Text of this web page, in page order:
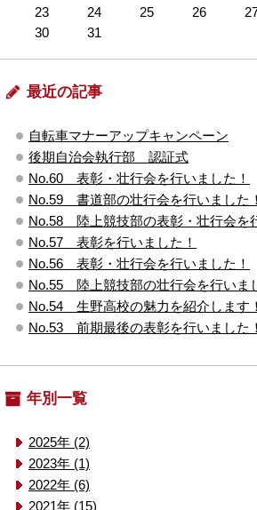
23
24 25 26
30
31
最近の記事
自転車マナーアップキャンペーン
後期自治会執行部 認証式
No.60 表彰・壮行会を行いました！
No.59 書道部の壮行会を行いました！
No.58 陸上競技部の表彰・壮行会を
No.57 表彰を行いました！
No.56 表彰・壮行会を行いました！
No.55 陸上競技部の壮行会を行いま
No.54 生野高校の魅力を紹介します！
No.53 前期最後の表彰を行いました！
年別一覧
2025年 (2)
2023年 (1)
2022年 (6)
2021年 (15)